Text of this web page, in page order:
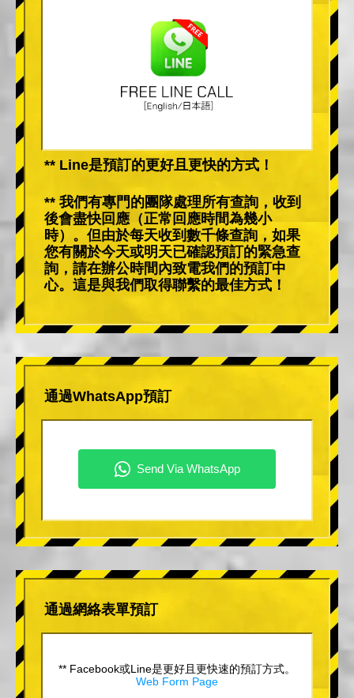
** Line是預訂的更好且更快的方式！
** 我們有專門的團隊處理所有查詢，收到
後會盡快回應（正常回應時間為幾小
時）。但由於每天收到數千條查詢，如果
您有關於今天或明天已確認預訂的緊急查
詢，請在辦公時間內致電我們的預訂中
心。這是與我們取得聯繫的最佳方式！
通過WhatsApp預訂
通過網絡表單預訂
** Facebook或Line是更好且更快速的預訂方式。
Web Form Page